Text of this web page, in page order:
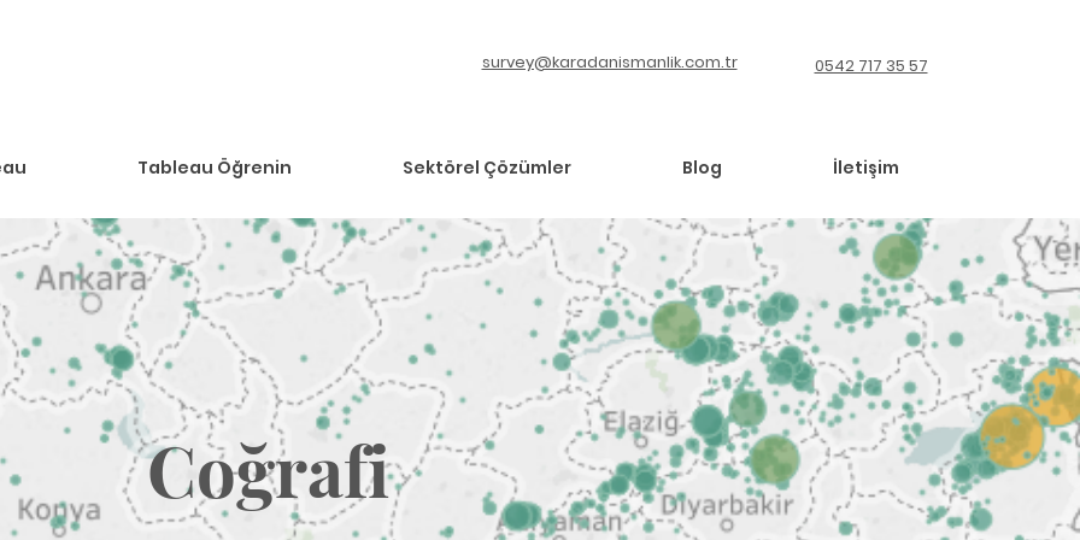
survey@karadanismanlik.com.tr 0542 717 35 57
Tableau Öğrenin Sektörel Çözümler Blog İletişim
Coğrafi